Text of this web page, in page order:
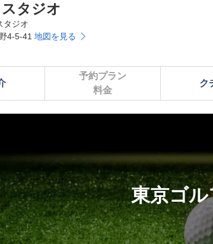
タジオ
タジオ
4-5-41 地図を見る
予約プラン
料金
ク
東京ゴ